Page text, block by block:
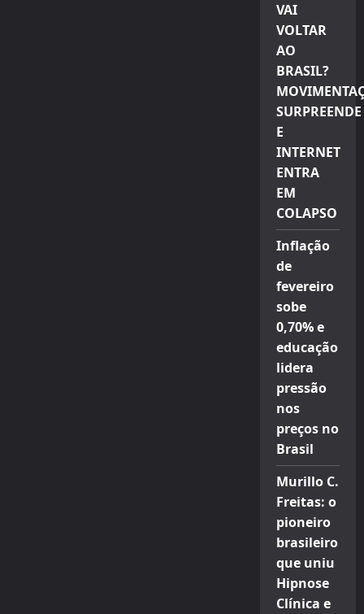
VAI
VOLTAR
AO
BRASIL?
SURPREENDE
E
INTERNET
ENTRA
EM
COLAPSO
Inflação
de
fevereiro
sobe
0,70% e
educação
lidera
pressão
nos
preços no
Brasil
Murillo C.
Freitas: o
pioneiro
brasileiro
que uniu
Hipnose
Clínica e